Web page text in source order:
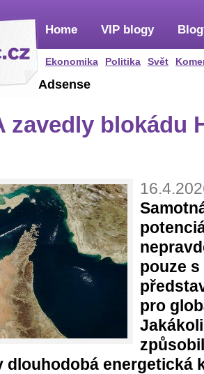
Home
Ekonomika Politika Svět
VIP blogy
Adsense
zavedly blokádu
pouze s
pro
dlouhodobá energetická